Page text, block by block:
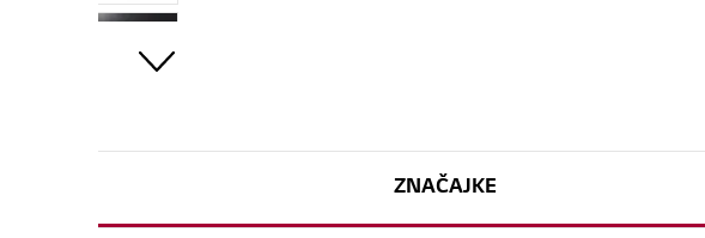
ZNAČAJKE